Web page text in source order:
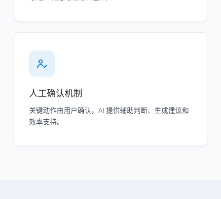
人工确认机制
关键动作由用户确认，AI 提供辅助判断、生成建议和
效率支持。